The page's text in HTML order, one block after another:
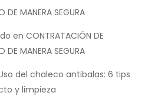
DE MANERA SEGURA
en CONTRATACIÓN DE
DE MANERA SEGURA
del chaleco antibalas: 6 tips
y limpieza